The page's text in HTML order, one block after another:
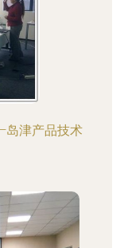
岛津产品技术